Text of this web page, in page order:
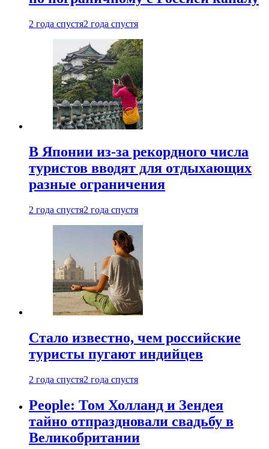
2 года спустя2 года спустя
В Японии из-за рекордного числа
туристов вводят для отдыхающих
разные ограничения
2 года спустя2 года спустя
Стало известно, чем российские
туристы пугают индийцев
2 года спустя2 года спустя
People: Том Холланд и Зендея
тайно отпраздновали свадьбу в
Великобритании